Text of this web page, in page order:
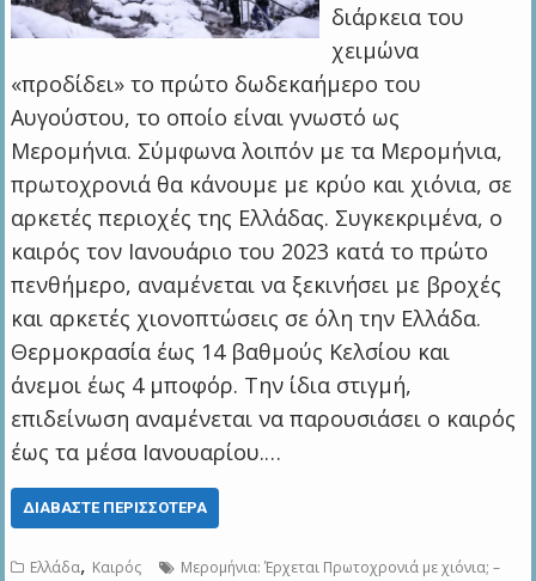
διάρκεια του
χειμώνα
«προδίδει» το πρώτο δωδεκαήμερο του
Αυγούστου, το οποίο είναι γνωστό ως
Μερομήνια. Σύμφωνα λοιπόν με τα Μερομήνια,
πρωτοχρονιά θα κάνουμε με κρύο και χιόνια, σε
αρκετές περιοχές της Ελλάδας. Συγκεκριμένα, ο
καιρός τον Ιανουάριο του 2023 κατά το πρώτο
πενθήμερο, αναμένεται να ξεκινήσει με βροχές
και αρκετές χιονοπτώσεις σε όλη την Ελλάδα.
Θερμοκρασία έως 14 βαθμούς Κελσίου και
άνεμοι έως 4 μποφόρ. Την ίδια στιγμή,
επιδείνωση αναμένεται να παρουσιάσει ο καιρός
έως τα μέσα Ιανουαρίου.…
ΔΙΑΒΆΣΤΕ ΠΕΡΙΣΣΌΤΕΡΑ
Ελλάδα, Καιρός
Μερομήνια: Έρχεται Πρωτοχρονιά με χιόνια; –